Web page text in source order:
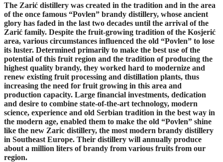
The Zarić distillery was created in the tradition and in the area
of ​​the once famous “Povlen” brandy distillery, whose ancient
glory has faded in the last two decades until the arrival of the
Zarić family. Despite the fruit-growing tradition of the Kosjerić
area, various circumstances influenced the old “Povlen” to lose
its luster. Determined primarily to make the best use of the
potential of this fruit region and the tradition of producing the
highest quality brandy, they worked hard to modernize and
renew existing fruit processing and distillation plants, thus
increasing the need for fruit growing in this area and
production capacity. Large financial investments, dedication
and desire to combine state-of-the-art technology, modern
science, experience and old Serbian tradition in the best way in
the modern age, enabled them to make the old “Povlen” shine
like the new Zaric distillery, the most modern brandy distillery
in Southeast Europe. Their distillery will annually produce
about a million liters of brandy from various fruits from our
region.